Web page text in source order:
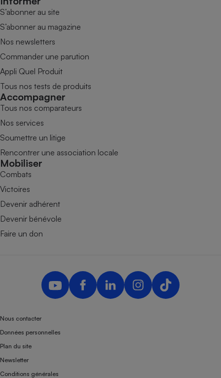
S’abonner au site
S’abonner au magazine
Nos newsletters
Commander une parution
Appli Quel Produit
Tous nos tests de produits
Accompagner
Tous nos comparateurs
Nos services
Soumettre un litige
Rencontrer une association locale
Mobiliser
Combats
Victoires
Devenir adhérent
Devenir bénévole
Faire un don
Nous contacter
Données personnelles
Plan du site
Newsletter
Conditions générales